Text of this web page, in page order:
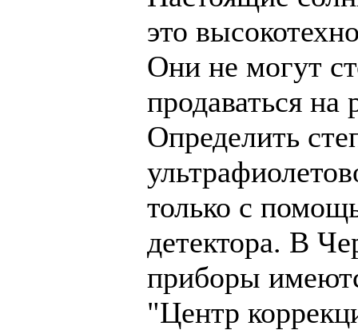
это
Они не могут
продаваться на
Определить
только с
детектора. В
приборы
"Центр